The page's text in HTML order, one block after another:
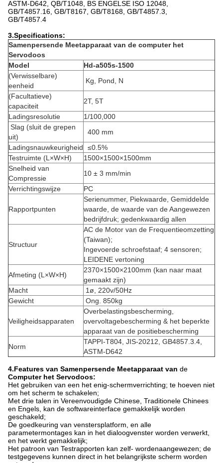
ASTM-D642, QB/T1048, BS ENGELSE ISO 12048,
GB/T4857.16, GB/T8167, GB/T8168, GB/T4857.3,
GB/T4857.4
3.Specifications:
Samenpersende Meetapparaat van de computer het
Servodoos
Model
Hd-a505s-1500
(Verwisselbare)
eenheid
Kg, Pond, N
(Facultatieve)
capaciteit
2T, 5T
Ladingsresolutie
1/100,000
Slag (sluit de grepen
uit)
400 mm
Ladingsnauwkeurigheid
≤0.5%
Testruimte (L×W×H)
1500×1500×1500mm
Snelheid van
Compressie
10 ± 3 mm/min
Verrichtingswijze
PC
Rapportpunten
Serienummer, Piekwaarde, Gemiddelde
waarde, de waarde van de Aangewezen
bedrijfdruk; gedenkwaardig allen
Structuur
AC de Motor van de Frequentieomzetting
(Taiwan);
Ingevoerde schroefstaaf; 4 sensoren;
LEIDENE vertoning
Afmeting (L×W×H)
2370×1500×2100mm (kan naar maat
gemaakt zijn)
Macht
1ø, 220v/50Hz
Gewicht
Ong. 850kg
Veiligheidsapparaten
Overbelastingsbescherming,
overvoltagebescherming & het beperkte
apparaat van de positiebescherming
Norm
TAPPI-T804, JIS-20212, GB4857.3.4,
ASTM-D642
4.Features van Samenpersende Meetapparaat van de
Computer het Servodoos:
Het gebruiken van een het enig-schermverrichting; te hoeven niet
om het scherm te schakelen;
Met drie talen in Vereenvoudigde Chinese, Traditionele Chinees
en Engels, kan de softwareinterface gemakkelijk worden
geschakeld;
De goedkeuring van venstersplatform, en alle
parametermontages kan in het dialoogvenster worden verwerkt,
en het werkt gemakkelijk;
Het patroon van Testrapporten kan zelf- wordenaangewezen; de
testgegevens kunnen direct in het belangrijkste scherm worden